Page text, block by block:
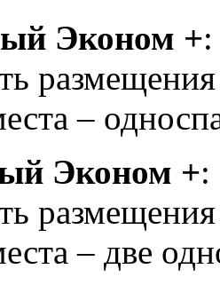
Эконом +:
–
Эконом +:
– две